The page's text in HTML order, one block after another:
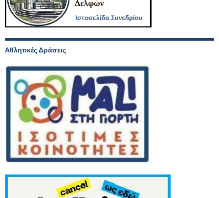
Αθλητικές Δράσεις